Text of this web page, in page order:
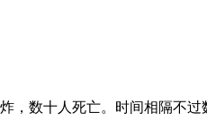
，数十人死亡。时间相隔不